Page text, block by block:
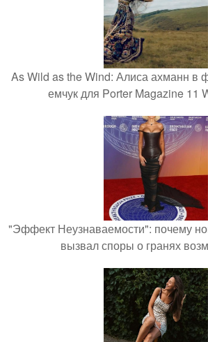
As Wild as the Wind: Алиса ахманн в
емчук для Porter Magazine 11
"Эффект Неузнаваемости": почему
вызвал споры о гранях